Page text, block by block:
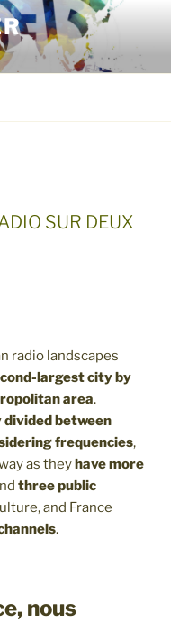
SUR DEUX
radio landscapes
largest city by
area.
divided between
frequencies,
as theyhave more
three public
and France
.
nous